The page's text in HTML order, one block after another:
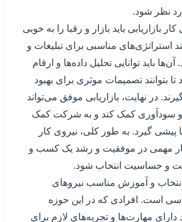
نظر شود.
بازاریابی باید بازار و رقبا را به خوبی
استراتژی‌های مناسبی برای تبلیغات و
آن‌ها باید توانایی تحلیل داده‌ها و ارقام
تا بتوانند تصمیمات موثری برای بهبود
در نهایت، بازاریابی موفق می‌تواند
سودآوری کمک کند و به شرکت کمک
پیشی گیرد. به طور کلی، نیروی کار
مهمی در موفقیت و رشد یک کسب و
دقت و حساسیت انتخاب شود.
انتخاب و آموزش مناسب نیروهای
است. افرادی که در این حوزه
دارای مهارت‌ها و تجربه‌های لازم برای